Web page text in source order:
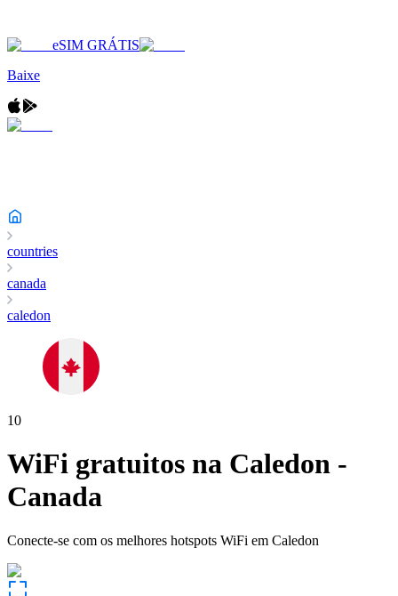
eSIM GRÁTIS
Baixe
countries
canada
caledon
10
WiFi gratuitos na Caledon -
Canada
Conecte-se com os melhores hotspots WiFi em Caledon